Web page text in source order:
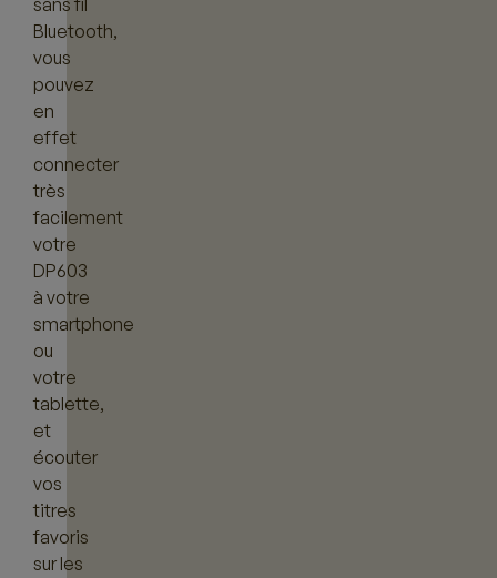
Bluetooth,
vous
pouvez
en
effet
connecter
très
facilement
votre
DP603
à votre
smartphone
ou
votre
tablette,
et
écouter
vos
titres
favoris
sur les